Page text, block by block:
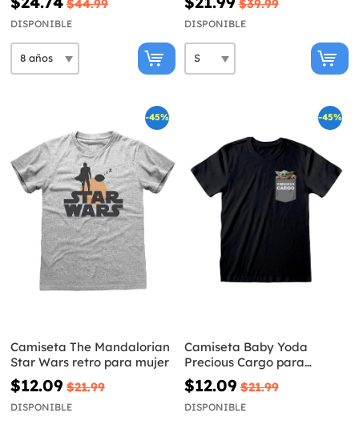
$44.99
DISPONIBLE
$39.99
DISPONIBLE
-45%
Camiseta The Mandalorian
Star Wars retro para mujer
$12.09 $21.99
DISPONIBLE
-45%
Camiseta Baby Yoda
Precious Cargo para
hombre - The Mandalorian
Star Wars
$12.09 $21.99
DISPONIBLE